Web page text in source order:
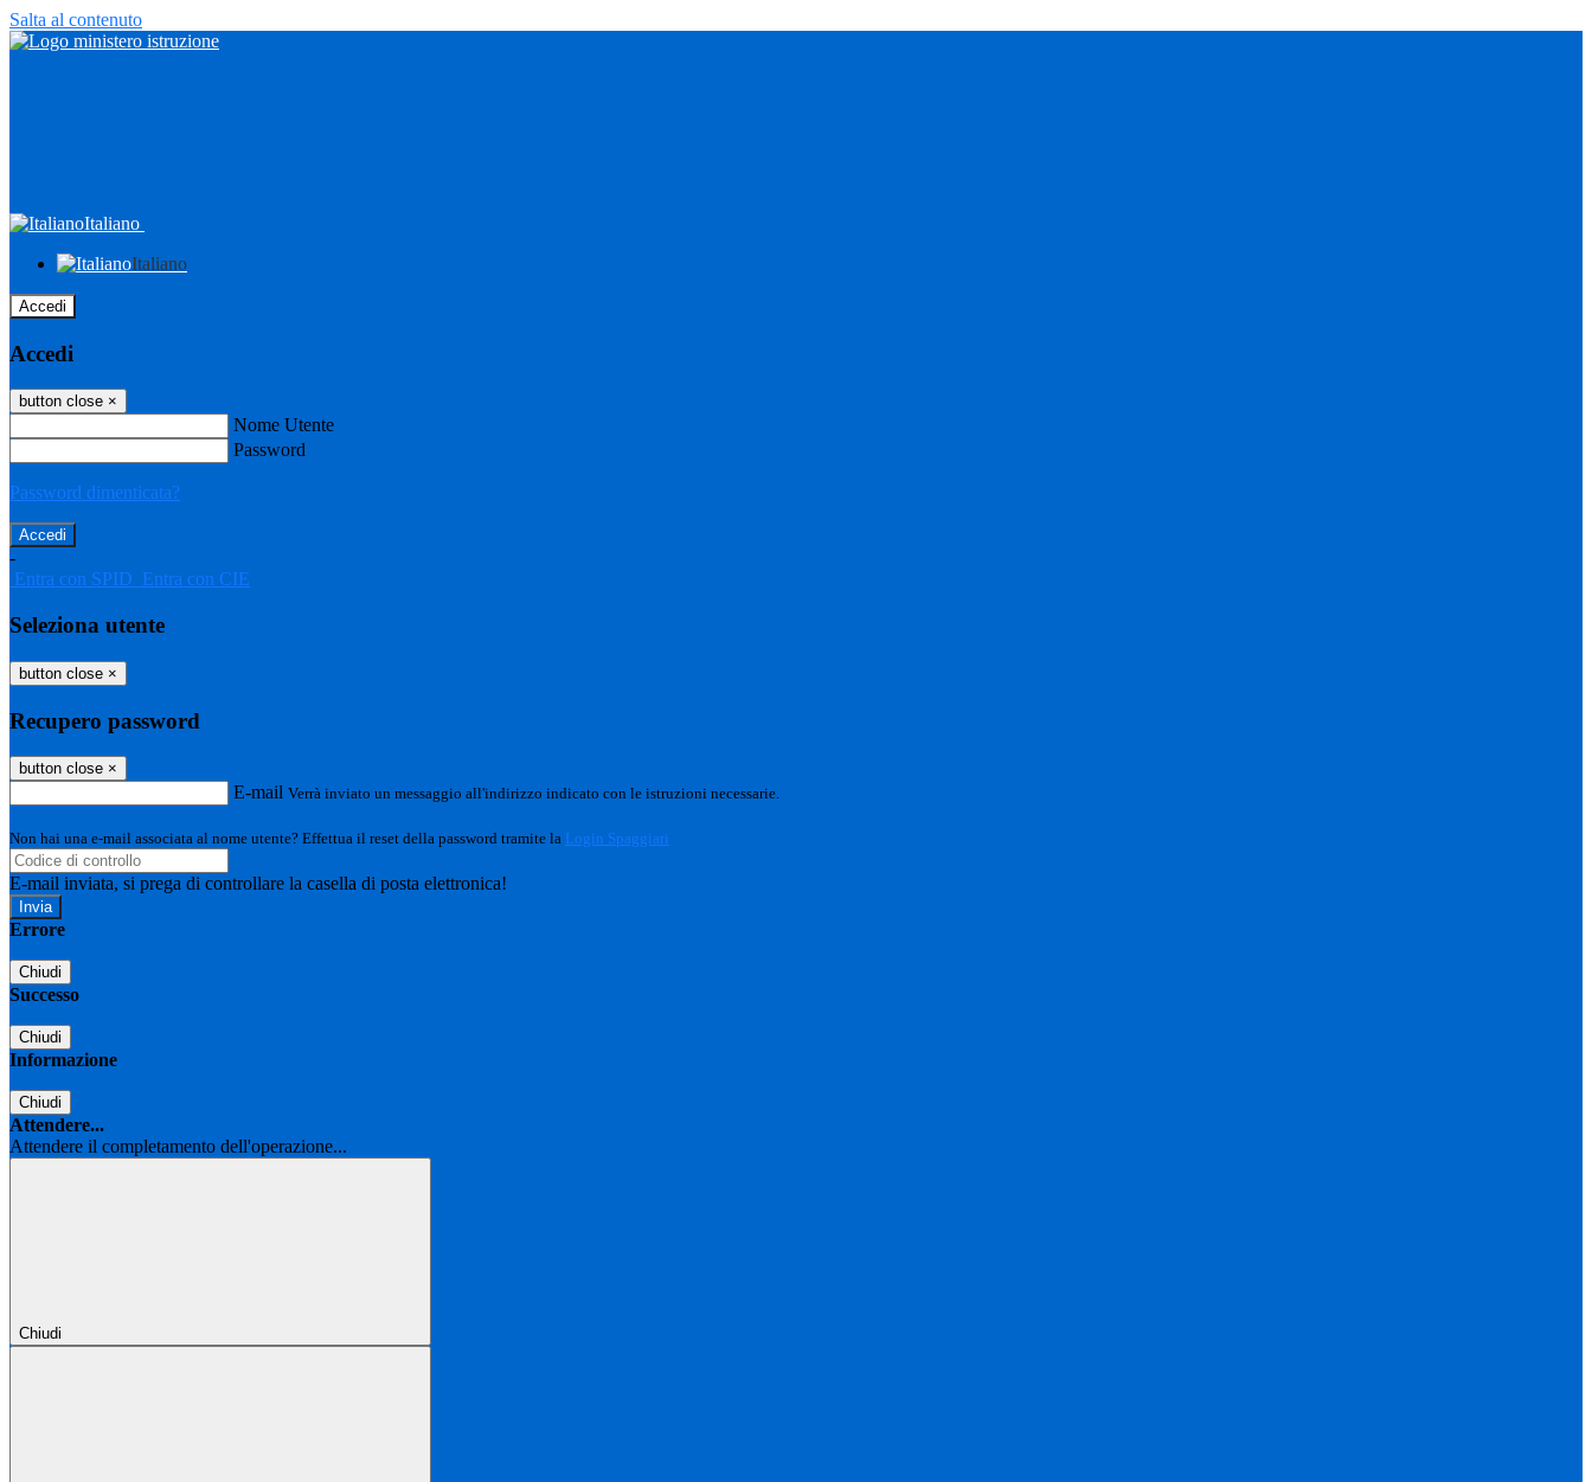
Salta al contenuto
Italiano
Italiano
Accedi
Accedi
button close ×
Nome Utente
Password
Password dimenticata?
-
Entra con SPID Entra con CIE
Seleziona utente
button close ×
Recupero password
button close ×
E-mail Verrà inviato un messaggio all'indirizzo indicato con le istruzioni necessarie.
Non hai una e-mail associata al nome utente? Effettua il reset della password tramite la Login Spaggiari
E-mail inviata, si prega di controllare la casella di posta elettronica!
Errore
Chiudi
Successo
Chiudi
Informazione
Chiudi
Attendere...
Attendere il completamento dell'operazione...
Chiudi